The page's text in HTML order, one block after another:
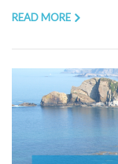
READ MORE